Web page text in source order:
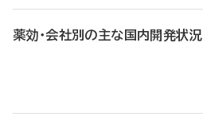
薬効・会社別の主な国内開発状況